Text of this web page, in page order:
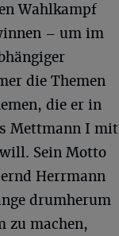
Wahlkampf
– um im
die Themen
die er in
Mettmann I mit
Sein Motto
Herrmann
drumherum
zu machen,